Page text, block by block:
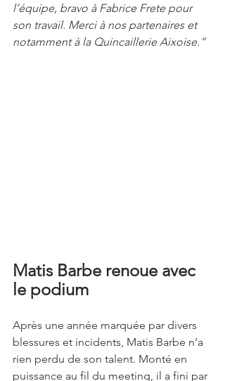
l’équipe, bravo à Fabrice Frete pour
son travail. Merci à nos partenaires et
notamment à la Quincaillerie Aixoise.”
Matis Barbe renoue avec
le podium
Après une année marquée par divers
blessures et incidents, Matis Barbe n’a
rien perdu de son talent. Monté en
puissance au fil du meeting, il a fini par